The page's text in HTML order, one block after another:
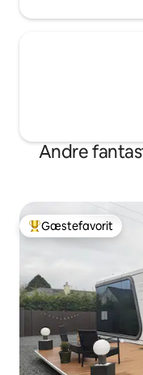
Andre
Bedste gæstefavorit
Gæstefavorit